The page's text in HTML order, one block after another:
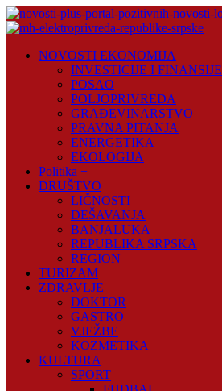
Skip
to
Plus
NOVOSTI EKONOMIJA
INVESTICIJE I FINANSIJE
POSAO
POLJOPRIVREDA
GRAĐEVINARSTVO
PRAVNA PITANJA
ENERGETIKA
EKOLOGIJA
Politika +
DRUŠTVO
LIČNOSTI
DEŠAVANJA
BANJALUKA
REPUBLIKA SRPSKA
REGION
TURIZAM
ZDRAVLJE
DOKTOR
GASTRO
VJEŽBE
KOZMETIKA
KULTURA
SPORT